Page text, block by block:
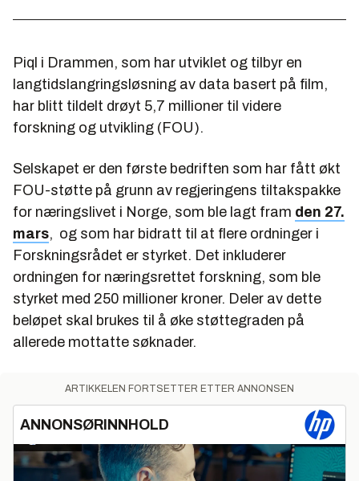
Piql i Drammen, som har utviklet og tilbyr en
langtidslangringsløsning av data basert på film,
har blitt tildelt drøyt 5,7 millioner til videre
forskning og utvikling (FOU).
Selskapet er den første bedriften som har fått økt
FOU-støtte på grunn av regjeringens tiltakspakke
for næringslivet i Norge, som ble lagt fram den 27.
mars, og som har bidratt til at flere ordninger i
Forskningsrådet er styrket. Det inkluderer
ordningen for næringsrettet forskning, som ble
styrket med 250 millioner kroner. Deler av dette
beløpet skal brukes til å øke støttegraden på
allerede mottatte søknader.
ARTIKKELEN FORTSETTER ETTER ANNONSEN
ANNONSØRINNHOLD